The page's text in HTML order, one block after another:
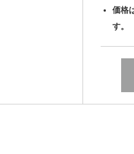
価格
す。